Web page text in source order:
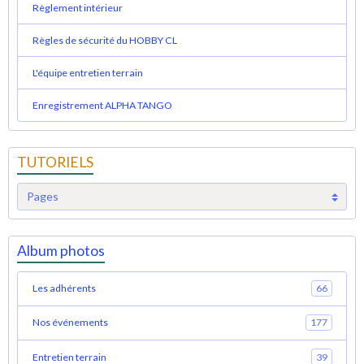
Règlement intérieur
Règles de sécurité du HOBBY CL
L'équipe entretien terrain
Enregistrement ALPHA TANGO
TUTORIELS
Album photos
Les adhérents 66
Nos événements 177
Entretien terrain 39